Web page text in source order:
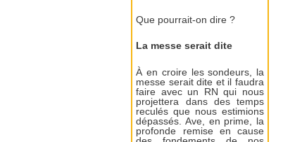
Que pourrait-on dire ?
La messe serait dite
À en croire les sondeurs, la
messe serait dite et il faudra
faire avec un RN qui nous
projettera dans des temps
reculés que nous estimions
dépassés. Ave, en prime, la
profonde remise en cause